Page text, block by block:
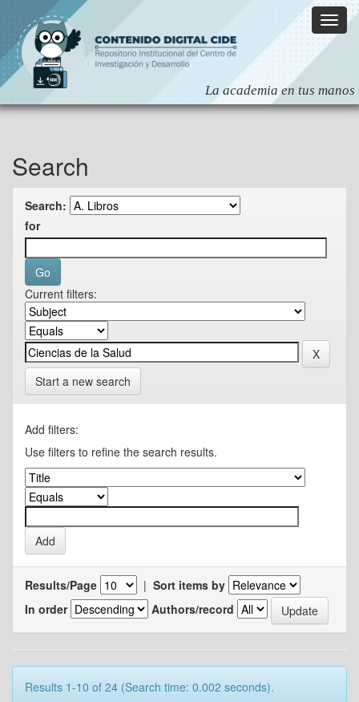
navigation
Search
Search:
for
Current filters:
Start a new search
Add filters:
Use filters to refine the search results.
Results/Page | Sort items by
In order
Authors/record
Results 1-10 of 24 (Search time: 0.002 seconds).